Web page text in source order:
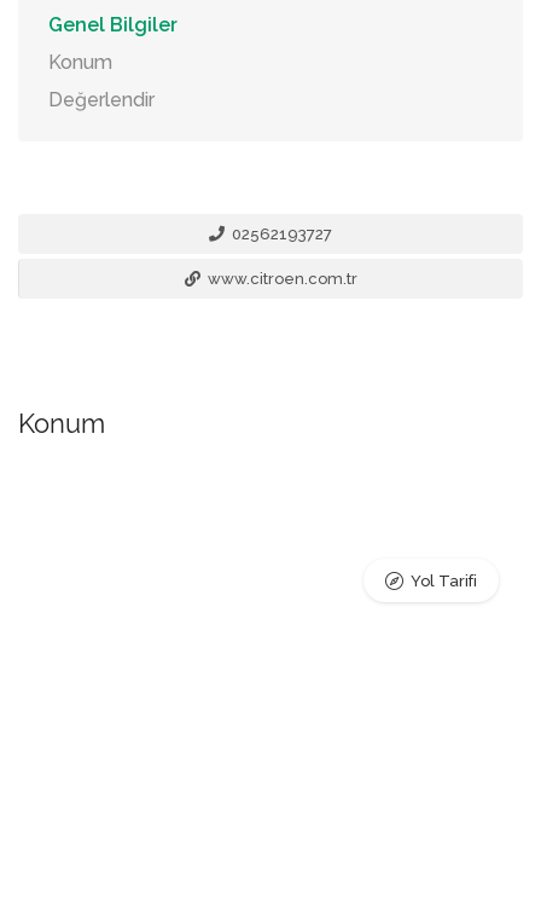
Genel Bilgiler
Konum
Değerlendir
02562193727
www.citroen.com.tr
Konum
Yol Tarifi